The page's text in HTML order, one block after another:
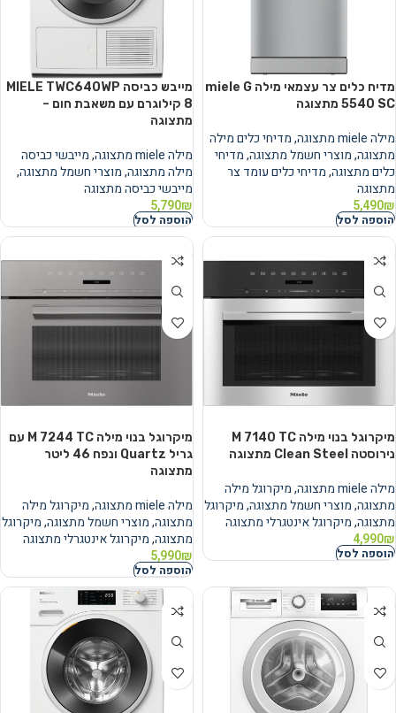
מדיח כלים צר עצמאי מילה miele G
5540 SC מתצוגה
מילה miele מתצוגה ,מדיחי כלים מילה
מתצוגה,מוצרי חשמל מתצוגה,מדיחי
כלים מתצוגה,מדיחי כלים עומד צר
מתצוגה
5,490₪
הוספה לסל
מייבש כביסה MIELE TWC640WP
‏8 ‏קילוגרם עם משאבת חום –
מתצוגה
מילה miele מתצוגה ,מייבשי כביסה
מילה מתצוגה,מוצרי חשמל מתצוגה,
מייבשי כביסה מתצוגה
5,790₪
הוספה לסל
מיקרוגל בנוי מילה M 7140 TC
נירוסטה Clean Steel מתצוגה
מילה miele מתצוגה ,מיקרוגל מילה
מתצוגה,מוצרי חשמל מתצוגה,מיקרוגל
מתצוגה,מיקרוגל אינטגרלי מתצוגה
4,990₪
הוספה לסל
מיקרוגל בנוי מילה M 7244 TC עם
גריל Quartz ונפח ‏46 ‏ליטר
מתצוגה
מילה miele מתצוגה ,מיקרוגל מילה
מתצוגה,מוצרי חשמל מתצוגה,מיקרוגל
מתצוגה,מיקרוגל אינטגרלי מתצוגה
5,990₪
הוספה לסל